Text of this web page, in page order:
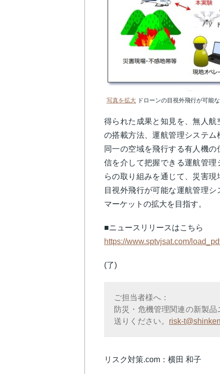
写真を拡大 ドローンの目視外飛行が可能
得られた成果と知見を、無人
の搭載方法、運航管理システ
同一の空域を飛行する有人機
信を介して把握できる運航管
らの取り組みを通じて、災害
目視外飛行が可能な運航管理
マーケットの拡大を目指す。
■ニュースリリースはこちら
https://www.sptvjsat.com/
(了)
ご担当者様へ：
防災・危機管理関連の新製
送りください。 risk-
リスク対策.com：横田 和子